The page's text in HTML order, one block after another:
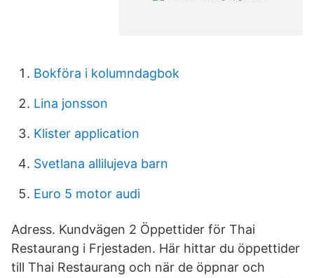
Bokföra i kolumndagbok
Lina jonsson
Klister application
Svetlana allilujeva barn
Euro 5 motor audi
Adress. Kundvägen 2 Öppettider för Thai
Restaurang i Frjestaden. Här hittar du öppettider
till Thai Restaurang och när de öppnar och